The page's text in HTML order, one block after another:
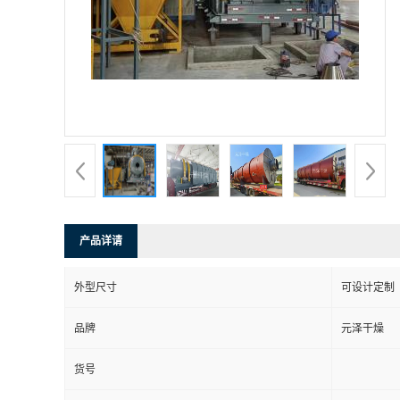
产品详请
外型尺寸 可设计定制
品牌 元泽干燥
货号